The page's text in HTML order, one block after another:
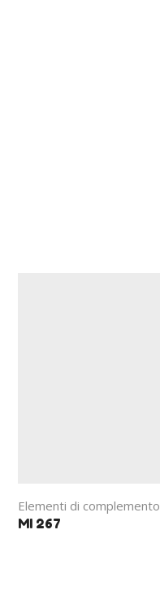
Elementi di complemento
MI 267